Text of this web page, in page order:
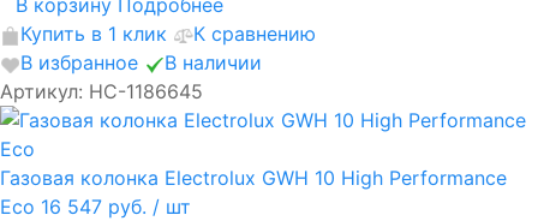
В корзину
Подробнее
Купить в 1 клик
К сравнению
В избранное
В наличии
Артикул: НС-1186645
Газовая колонка Electrolux GWH 10 High Performance
Eco 16 547 руб. / шт